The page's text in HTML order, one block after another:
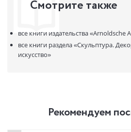
Смотрите также
все книги издательства«Arnoldsche
все книги раздела«Скульптура.
искусство»
Рекомендуем